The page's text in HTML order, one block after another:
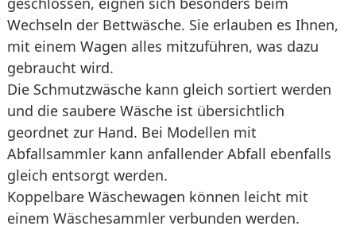
Wechseln der Bettwäsche. Sie erlauben es Ihnen,
mit einem Wagen alles mitzuführen, was dazu
gebraucht wird.
Die Schmutzwäsche kann gleich sortiert werden
und die saubere Wäsche ist übersichtlich
geordnet zur Hand. Bei Modellen mit
Abfallsammler kann anfallender Abfall ebenfalls
gleich entsorgt werden.
Koppelbare Wäschewagen können leicht mit
einem Wäschesammler verbunden werden.